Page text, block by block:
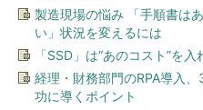
製造現場の悩み 「手順書は
い」状況を変えるには
「SSD」は“あのコスト”を
経理・財務部門のRPA導入
功に導くポイント